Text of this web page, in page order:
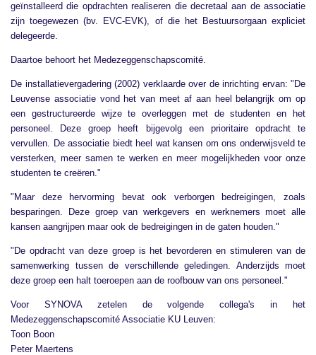
geïnstalleerd die opdrachten realiseren die decretaal aan de associatie
zijn toegewezen (bv. EVC-EVK), of die het Bestuursorgaan expliciet
delegeerde.
Daartoe behoort het Medezeggenschapscomité.
De installatievergadering (2002) verklaarde over de inrichting ervan: "De
Leuvense associatie vond het van meet af aan heel belangrijk om op
een gestructureerde wijze te overleggen met de studenten en het
personeel. Deze groep heeft bijgevolg een prioritaire opdracht te
vervullen. De associatie biedt heel wat kansen om ons onderwijsveld te
versterken, meer samen te werken en meer mogelijkheden voor onze
studenten te creëren."
"Maar deze hervorming bevat ook verborgen bedreigingen, zoals
besparingen. Deze groep van werkgevers en werknemers moet alle
kansen aangrijpen maar ook de bedreigingen in de gaten houden."
"De opdracht van deze groep is het bevorderen en stimuleren van de
samenwerking tussen de verschillende geledingen. Anderzijds moet
deze groep een halt toeroepen aan de roofbouw van ons personeel."
Voor SYNOVA zetelen de volgende collega's in het
Medezeggenschapscomité Associatie KU Leuven:
Toon Boon
Peter Maertens